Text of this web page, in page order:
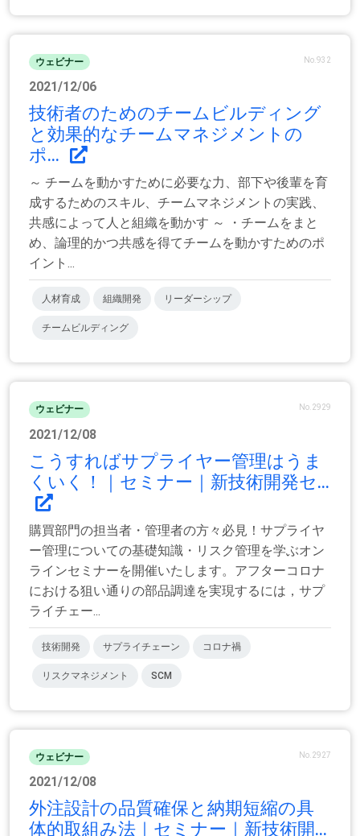
ウェビナー No.932
2021/12/06
技術者のためのチームビルディング
と効果的なチームマネジメントの
ポ...
～ チームを動かすために必要な力、部下や後輩を育
成するためのスキル、チームマネジメントの実践、
共感によって人と組織を動かす ～ ・チームをまと
め、論理的かつ共感を得てチームを動かすためのポ
イント...
人材育成 組織開発 リーダーシップ
チームビルディング
ウェビナー No.2929
2021/12/08
こうすればサプライヤー管理はうま
くいく！｜セミナー｜新技術開発セ...
購買部門の担当者・管理者の方々必見！サプライヤ
ー管理についての基礎知識・リスク管理を学ぶオン
ラインセミナーを開催いたします。アフターコロナ
における狙い通りの部品調達を実現するには，サプ
ライチェー...
技術開発 サプライチェーン コロナ禍
リスクマネジメント SCM
ウェビナー No.2927
2021/12/08
外注設計の品質確保と納期短縮の具
体的取組み法｜セミナー｜新技術開...